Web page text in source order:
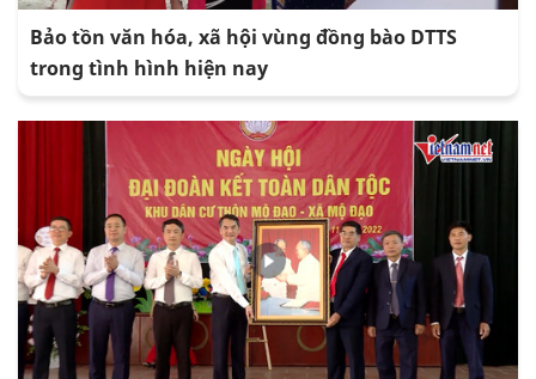
Bảo tồn văn hóa, xã hội vùng đồng bào DTTS
trong tình hình hiện nay